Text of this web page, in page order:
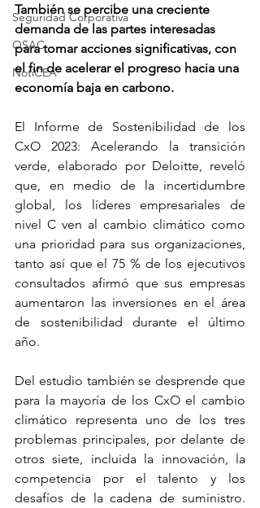
Seguridad Corporativa
OSAC
NotiCEA
También se percibe una creciente
demanda de las partes interesadas
para tomar acciones significativas, con
el fin de acelerar el progreso hacia una
economía baja en carbono.
El Informe de Sostenibilidad de los
CxO 2023: Acelerando la transición
verde, elaborado por Deloitte, reveló
que, en medio de la incertidumbre
global, los líderes empresariales de
nivel C ven al cambio climático como
una prioridad para sus organizaciones,
tanto así que el 75 % de los ejecutivos
consultados afirmó que sus empresas
aumentaron las inversiones en el área
de sostenibilidad durante el último
año.
Del estudio también se desprende que
para la mayoría de los CxO el cambio
climático representa uno de los tres
problemas principales, por delante de
otros siete, incluida la innovación, la
competencia por el talento y los
desafíos de la cadena de suministro.